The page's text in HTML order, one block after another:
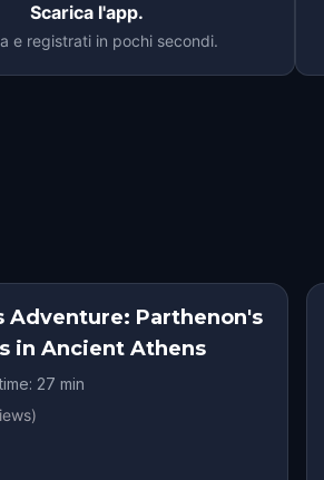
Scarica l'app.
e registrati in pochi secondi.
Adventure: Parthenon's
in Ancient Athens
27 min